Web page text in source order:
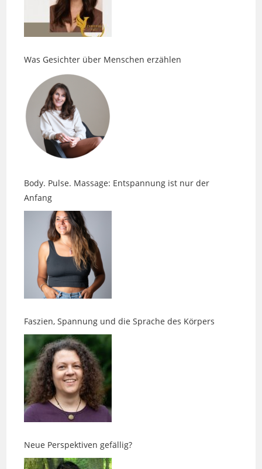
Was Gesichter über Menschen erzählen
Body. Pulse. Massage: Entspannung ist nur der
Faszien, Spannung und die Sprache des Körpers
Neue Perspektiven gefällig?